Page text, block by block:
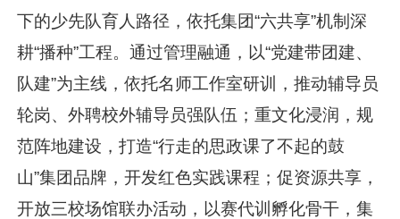
下的少先队育人路径，依托集团“六共享”机制深
耕“播种”工程。通过管理融通，以“党建带团建、
队建”为主线，依托名师工作室研训，推动辅导员
轮岗、外聘校外辅导员强队伍；重文化浸润，规
范阵地建设，打造“行走的思政课了不起的鼓
山”集团品牌，开发红色实践课程；促资源共享，
开放三校场馆联办活动，以赛代训孵化骨干，集